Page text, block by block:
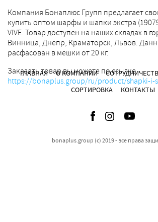
Компания Бонаплюс Групп предлагает
купить оптом шарфы и шапки экстра
VIVE. Товар доступен на наших складах в
Винница, Днепр, Краматорск, Львов.
расфасован в мешки от 20 кг.
Заказать товар вы можете по ссылке
https://bonaplus.group/ru/product/shapki-i-
ГЛАВНАЯ О КОМПАНИИ
СОРТИРОВКА
КОНТАКТЫ
bonaplus.group (c) 2019 - все права